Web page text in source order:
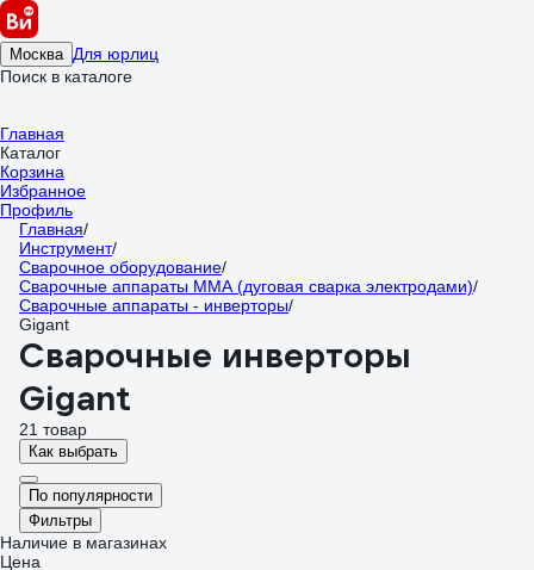
Москва Для юрлиц
Поиск в каталоге
Главная
Каталог
Корзина
Избранное
Профиль
Главная/
Инструмент/
Сварочное оборудование/
Сварочные аппараты ММА (дуговая сварка электродами)/
Сварочные аппараты - инверторы/
Gigant
Сварочные инверторы
Gigant
21 товар
Как выбрать
По популярности
Фильтры
Наличие в магазинах
Цена